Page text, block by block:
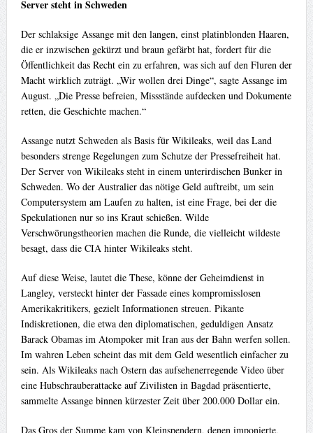
Server steht in Schweden
Der schlaksige Assange mit den langen, einst platinblonden Haaren,
die er inzwischen gekürzt und braun gefärbt hat, fordert für die
Öffentlichkeit das Recht ein zu erfahren, was sich auf den Fluren der
Macht wirklich zuträgt. „Wir wollen drei Dinge“, sagte Assange im
August. „Die Presse befreien, Missstände aufdecken und Dokumente
retten, die Geschichte machen.“
Assange nutzt Schweden als Basis für Wikileaks, weil das Land
besonders strenge Regelungen zum Schutze der Pressefreiheit hat.
Der Server von Wikileaks steht in einem unterirdischen Bunker in
Schweden. Wo der Australier das nötige Geld auftreibt, um sein
Computersystem am Laufen zu halten, ist eine Frage, bei der die
Spekulationen nur so ins Kraut schießen. Wilde
Verschwörungstheorien machen die Runde, die vielleicht wildeste
besagt, dass die CIA hinter Wikileaks steht.
Auf diese Weise, lautet die These, könne der Geheimdienst in
Langley, versteckt hinter der Fassade eines kompromisslosen
Amerikakritikers, gezielt Informationen streuen. Pikante
Indiskretionen, die etwa den diplomatischen, geduldigen Ansatz
Barack Obamas im Atompoker mit Iran aus der Bahn werfen sollen.
Im wahren Leben scheint das mit dem Geld wesentlich einfacher zu
sein. Als Wikileaks nach Ostern das aufsehenerregende Video über
eine Hubschrauberattacke auf Zivilisten in Bagdad präsentierte,
sammelte Assange binnen kürzester Zeit über 200.000 Dollar ein.
Das Gros der Summe kam von Kleinspendern, denen imponierte,